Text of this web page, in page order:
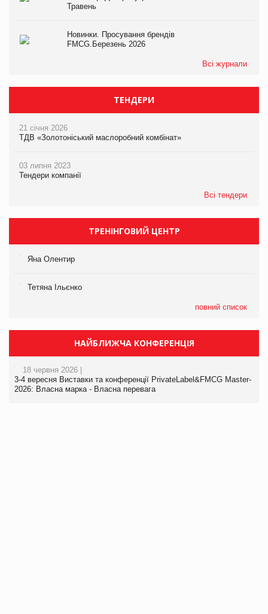
Травень
Новинки. Просування брендів
FMCG.Березень 2026
Всі журнали
ТЕНДЕРИ
21 січня 2026
ТДВ «Золотоніський маслоробний комбінат»
03 липня 2023
Тендери компанії
Всі тендери
ТРЕНІНГОВИЙ ЦЕНТР
Яна Олентир
Тетяна Ільєнко
повний список
НАЙБЛИЖЧА КОНФЕРЕНЦІЯ
18 червня 2026 |
3-4 вересня Виставки та конференції PrivateLabel&FMCG Master-
2026: Власна марка - Власна перевага